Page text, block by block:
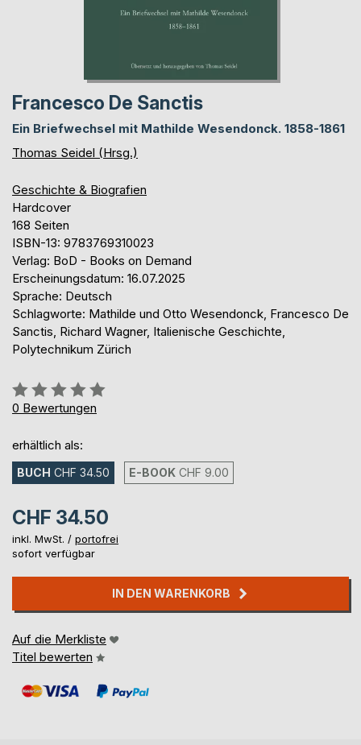
Francesco De Sanctis
Ein Briefwechsel mit Mathilde Wesendonck. 1858-1861
Thomas Seidel (Hrsg.)
Geschichte & Biografien
Hardcover
168 Seiten
ISBN-13: 9783769310023
Verlag: BoD - Books on Demand
Erscheinungsdatum: 16.07.2025
Sprache: Deutsch
Schlagworte: Mathilde und Otto Wesendonck, Francesco De
Sanctis, Richard Wagner, Italienische Geschichte,
Polytechnikum Zürich
Bewertung::
0%
0 Bewertungen
erhältlich als:
BUCH CHF 34.50 E-BOOK CHF 9.00
CHF 34.50
inkl. MwSt. / portofrei
sofort verfügbar
IN DEN WARENKORB
Auf die Merkliste
Titel bewerten